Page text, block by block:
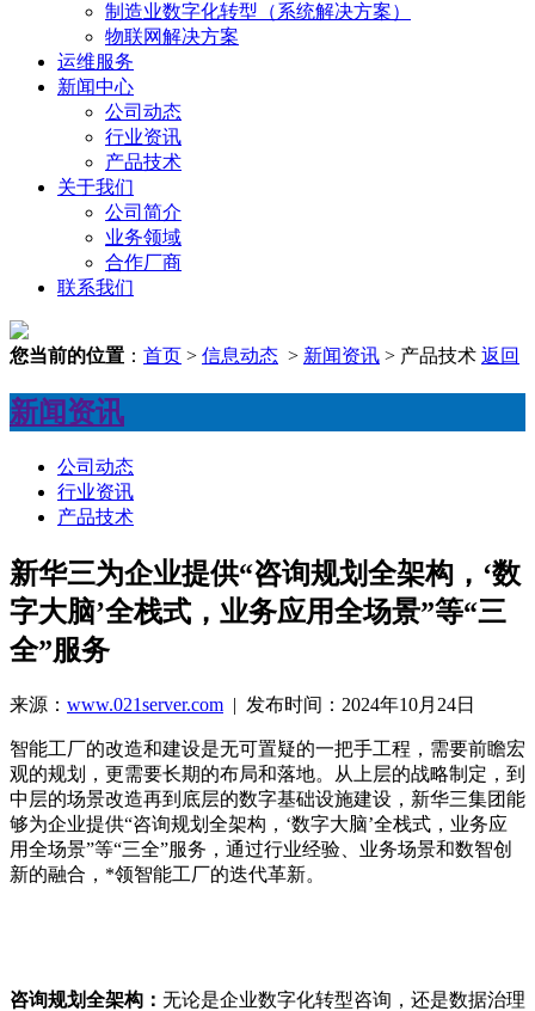
制造业数字化转型（系统解决方案）
物联网解决方案
运维服务
新闻中心
公司动态
行业资讯
产品技术
关于我们
公司简介
业务领域
合作厂商
联系我们
您当前的位置 ： 首页 > 信息动态 > 新闻资讯 > 产品技术 返回
新闻资讯
公司动态
行业资讯
产品技术
新华三为企业提供“咨询规划全架构，‘数
字大脑’全栈式，业务应用全场景”等“三
全”服务
来源： www.021server.com | 发布时间：2024年10月24日
智能工厂的改造和建设是无可置疑的一把手工程，需要前瞻宏
观的规划，更需要长期的布局和落地。从上层的战略制定，到
中层的场景改造再到底层的数字基础设施建设，新华三集团能
够为企业提供“咨询规划全架构，‘数字大脑’全栈式，业务应
用全场景”等“三全”服务，通过行业经验、业务场景和数智创
新的融合，*领智能工厂的迭代革新。
咨询规划全架构： 无论是企业数字化转型咨询，还是数据治理